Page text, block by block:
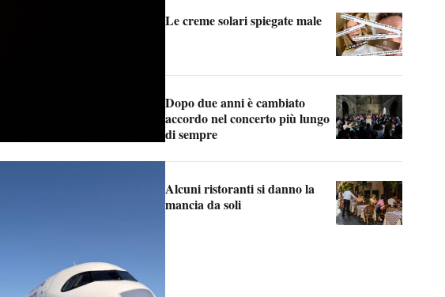
Le creme solari spiegate male
Dopo due anni è cambiato
accordo nel concerto più lungo
di sempre
Alcuni ristoranti si danno la
mancia da soli